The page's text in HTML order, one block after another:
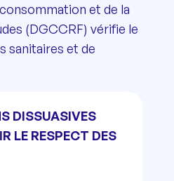
et de la
(DGCCRF) vérifie le
sanitaires et de
DISSUASIVES
LE RESPECT DES